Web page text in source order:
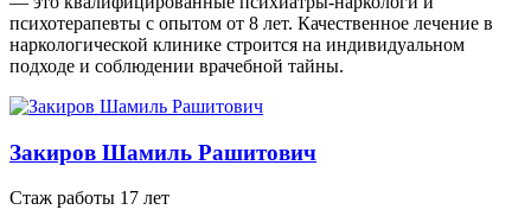
психотерапевты с опытом от 8 лет. Качественное лечение в
наркологической клинике строится на индивидуальном
подходе и соблюдении врачебной тайны.
Закиров Шамиль Рашитович
Стаж работы 17 лет